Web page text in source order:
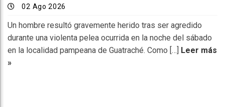
02 Ago 2026
Un hombre resultó gravemente herido tras ser agredido
durante una violenta pelea ocurrida en la noche del sábado
en la localidad pampeana de Guatraché. Como […] Leer más
»